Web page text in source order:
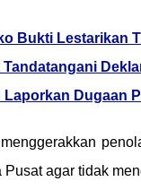
Bukti Lestarikan
Dugaan
agar tidak